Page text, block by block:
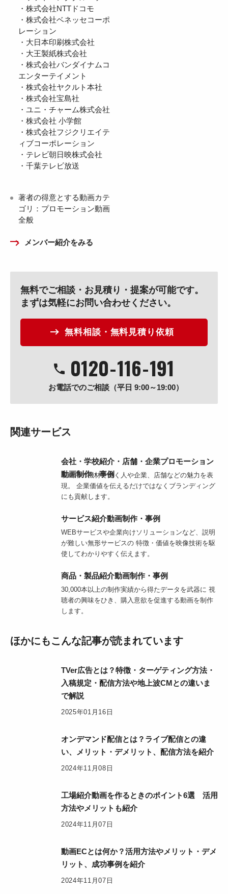
・株式会社NTTドコモ
・株式会社ベネッセコーポ
レーション
・大日本印刷株式会社
・大王製紙株式会社
・株式会社バンダイナムコ
エンターテイメント
・株式会社ヤクルト本社
・株式会社宝島社
・ユニ・チャーム株式会社
・株式会社 小学館
・株式会社フジクリエイテ
ィブコーポレーション
・テレビ朝日映株式会社
・千葉テレビ放送
著者の得意とする動画カテ
ゴリ：プロモーション動画
全般
メンバー紹介をみる
無料でご相談・お見積り・提案が可能です。
まずは気軽にお問い合わせください。
無料相談・無料見積り依頼
0120-116-191
お電話でのご相談（平日 9:00～19:00）
関連サービス
会社・学校紹介・店舗・企業プロモーション
動画制作・事例
映画用の機材で働く人や企業、店舗などの魅力を表
現。 企業価値を伝えるだけではなくブランディング
にも貢献します。
サービス紹介動画制作・事例
WEBサービスや企業向けソリューションなど、説明
が難しい無形サービスの 特徴・価値を映像技術を駆
使してわかりやすく伝えます。
商品・製品紹介動画制作・事例
30,000本以上の制作実績から得たデータを武器に 視
聴者の興味をひき、購入意欲を促進する動画を制作
します。
ほかにもこんな記事が読まれています
TVer広告とは？特徴・ターゲティング方法・
入稿規定・配信方法や地上波CMとの違いま
で解説
2025年01月16日
オンデマンド配信とは？ライブ配信との違
い、メリット・デメリット、配信方法を紹介
2024年11月08日
工場紹介動画を作るときのポイント6選 活用
方法やメリットも紹介
2024年11月07日
動画ECとは何か？活用方法やメリット・デメ
リット、成功事例を紹介
2024年11月07日